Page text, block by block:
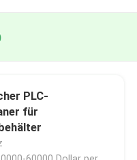
PLC-
für